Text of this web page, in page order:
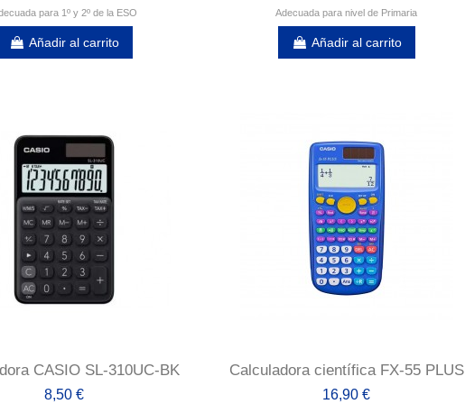
para 1º y 2º de la ESO
Añadir al carrito
Adecuada para nivel de Primaria
Añadir al carrito
CASIO SL-310UC-BK
8,50 €
Calculadora científica FX-55 PLUS
16,90 €